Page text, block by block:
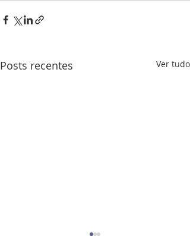
Posts recentes Ver tudo